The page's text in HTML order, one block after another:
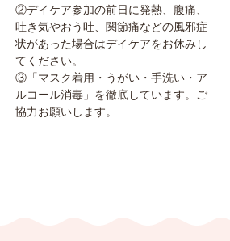
②デイケア参加の前日に発熱、腹痛、
吐き気やおう吐、関節痛などの風邪症
状があった場合はデイケアをお休みし
てください。
③「マスク着用・うがい・手洗い・ア
ルコール消毒」を徹底しています。ご
協力お願いします。